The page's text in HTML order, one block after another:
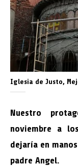
Iglesia de Justo,
Nuestro
noviembre a
dejaría en
padre Angel.